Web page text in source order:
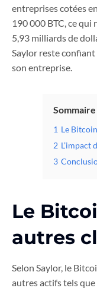
entreprises cotées
190 000 BTC, ce
5,93 milliards de
Saylor reste
son entreprise.
Sommaire
1 Le
2 L’impact
3
Le
autres
Selon Saylor, le
autres actifs tels que